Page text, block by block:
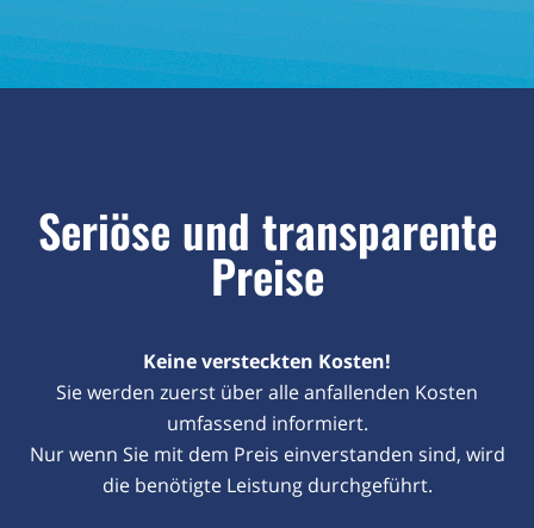
Seriöse und transparente
Preise
Keine versteckten Kosten!
Sie werden zuerst über alle anfallenden Kosten
umfassend informiert.
Nur wenn Sie mit dem Preis einverstanden sind, wird
die benötigte Leistung durchgeführt.